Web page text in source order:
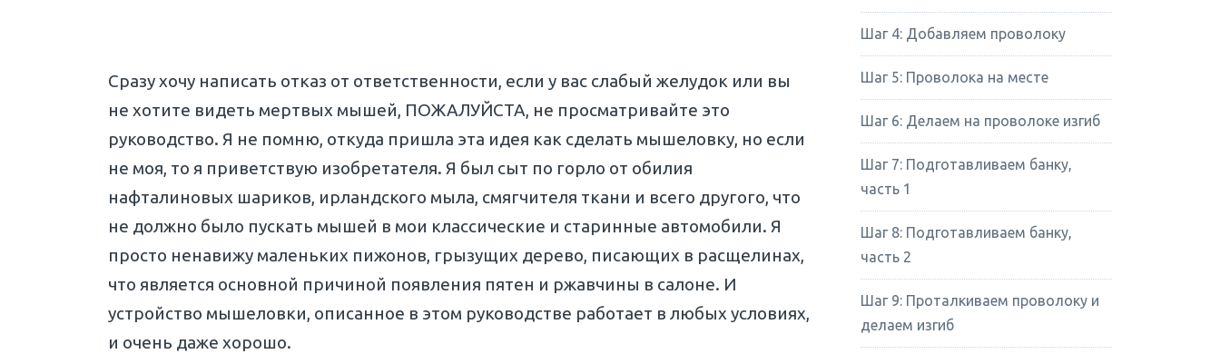
Сразу хочу написать отказ от ответственности, если у вас слабый желудок или вы
не хотите видеть мертвых мышей, ПОЖАЛУЙСТА, не просматривайте это
руководство. Я не помню, откуда пришла эта идея как сделать мышеловку, но если
не моя, то я приветствую изобретателя. Я был сыт по горло от обилия
нафталиновых шариков, ирландского мыла, смягчителя ткани и всего другого, что
не должно было пускать мышей в мои классические и старинные автомобили. Я
просто ненавижу маленьких пижонов, грызущих дерево, писающих в расщелинах,
что является основной причиной появления пятен и ржавчины в салоне. И
устройство мышеловки, описанное в этом руководстве работает в любых условиях,
и очень даже хорошо.
Шаг 4: Добавляем проволоку
Шаг 5: Проволока на месте
Шаг 6: Делаем на проволоке изгиб
Шаг 7: Подготавливаем банку,
часть 1
Шаг 8: Подготавливаем банку,
часть 2
Шаг 9: Проталкиваем проволоку и
делаем изгиб